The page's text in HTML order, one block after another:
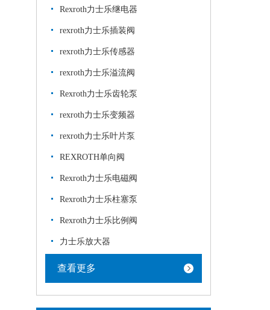
Rexroth力士乐继电器
rexroth力士乐插装阀
rexroth力士乐传感器
rexroth力士乐溢流阀
Rexroth力士乐齿轮泵
rexroth力士乐变频器
rexroth力士乐叶片泵
REXROTH单向阀
Rexroth力士乐电磁阀
Rexroth力士乐柱塞泵
Rexroth力士乐比例阀
力士乐放大器
查看更多